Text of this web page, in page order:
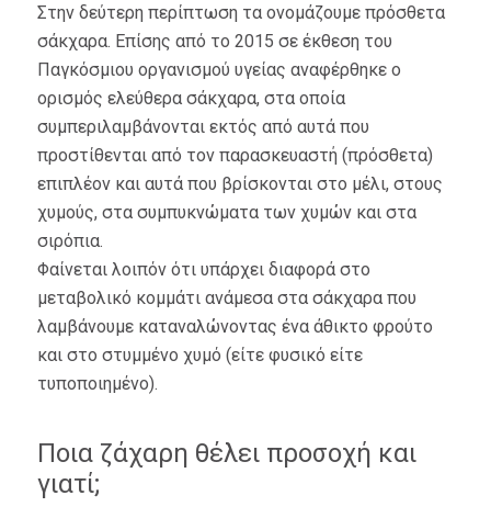
Στην δεύτερη περίπτωση τα ονομάζουμε πρόσθετα
σάκχαρα. Επίσης από το 2015 σε έκθεση του
Παγκόσμιου οργανισμού υγείας αναφέρθηκε ο
ορισμός ελεύθερα σάκχαρα, στα οποία
συμπεριλαμβάνονται εκτός από αυτά που
προστίθενται από τον παρασκευαστή (πρόσθετα)
επιπλέον και αυτά που βρίσκονται στο μέλι, στους
χυμούς, στα συμπυκνώματα των χυμών και στα
σιρόπια.
Φαίνεται λοιπόν ότι υπάρχει διαφορά στο
μεταβολικό κομμάτι ανάμεσα στα σάκχαρα που
λαμβάνουμε καταναλώνοντας ένα άθικτο φρούτο
και στο στυμμένο χυμό (είτε φυσικό είτε
τυποποιημένο).
Ποια ζάχαρη θέλει προσοχή και
γιατί;